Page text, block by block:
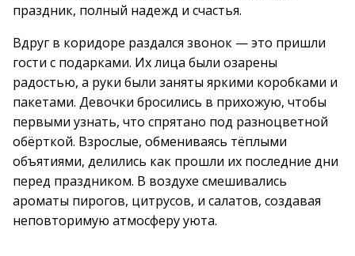
праздник, полный надежд и счастья.
Вдруг в коридоре раздался звонок — это пришли
гости с подарками. Их лица были озарены
радостью, а руки были заняты яркими коробками и
пакетами. Девочки бросились в прихожую, чтобы
первыми узнать, что спрятано под разноцветной
обёрткой. Взрослые, обмениваясь тёплыми
объятиями, делились как прошли их последние дни
перед праздником. В воздухе смешивались
ароматы пирогов, цитрусов, и салатов, создавая
неповторимую атмосферу уюта.